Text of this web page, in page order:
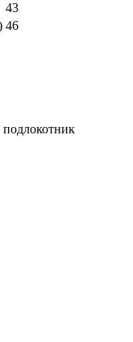
43
46